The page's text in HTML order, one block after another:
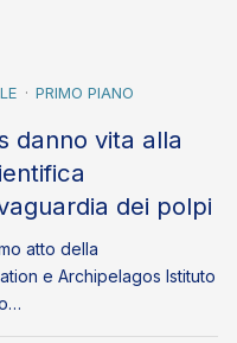
PRIMO PIANO
danno vita alla
dei polpi
atto della
e Archipelagos Istituto